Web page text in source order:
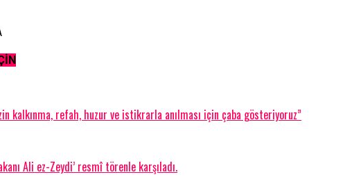
kalkınma, refah, huzur ve istikrarla anılması için çaba gösteriyoruz”
Ali ez-Zeydi’ resmî törenle karşıladı.